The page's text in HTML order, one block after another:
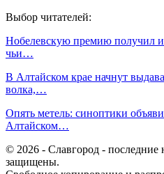
Выбор читателей:
Нобелевскую премию получил
чьи…
В Алтайском крае начнут
волка,…
Опять метель: синоптики
Алтайском…
© 2026 - Славгород - последние
защищены.